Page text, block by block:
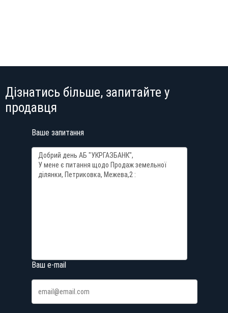
Дізнатись більше, запитайте у
продавця
Ваше запитання
Ваш e-mail